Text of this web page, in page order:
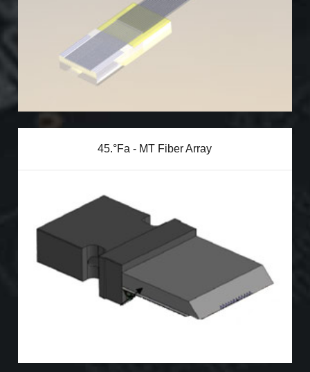
45.°Fa - MT Fiber Array